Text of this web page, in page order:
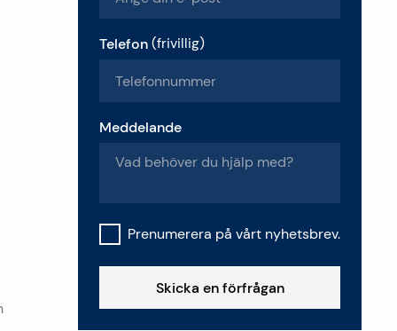
Telefon (frivillig)
Meddelande
Prenumerera på vårt nyhetsbrev.
Skicka en förfrågan